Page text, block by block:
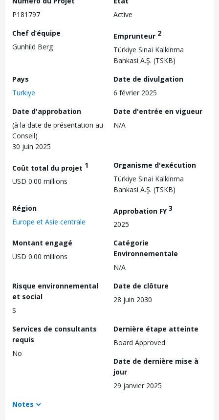
P181797
Active
Chef d’équipe
Gunhild Berg
Emprunteur 2
Türkiye Sinai Kalkinma
Bankasi A.Ş. (TSKB)
Pays
Turkiye
Date de divulgation
6 février 2025
Date d'approbation
(à la date de présentation au
Conseil)
30 juin 2025
Date d'entrée en vigueur
N/A
Coût total du projet 1
USD 0.00 millions
Organisme d'exécution
Türkiye Sinai Kalkinma
Bankasi A.Ş. (TSKB)
Région
Europe et Asie centrale
Approbation FY3
2025
Montant engagé
USD 0.00 millions
Catégorie
Environnementale
N/A
Risque environnemental
et social
S
Date de clôture
28 juin 2030
Services de consultants
requis
No
Dernière étape atteinte
Board Approved
Date de dernière mise à
jour
29 janvier 2025
Notes